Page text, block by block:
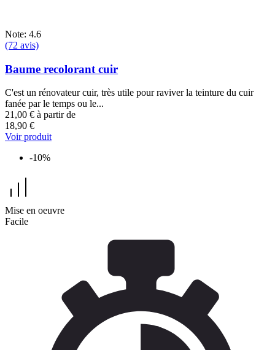
Note: 4.6
(72 avis)
Baume recolorant cuir
C'est un rénovateur cuir, très utile pour raviver la teinture du cuir
fanée par le temps ou le...
21,00 € à partir de
18,90 €
Voir produit
-10%
Mise en oeuvre
Facile